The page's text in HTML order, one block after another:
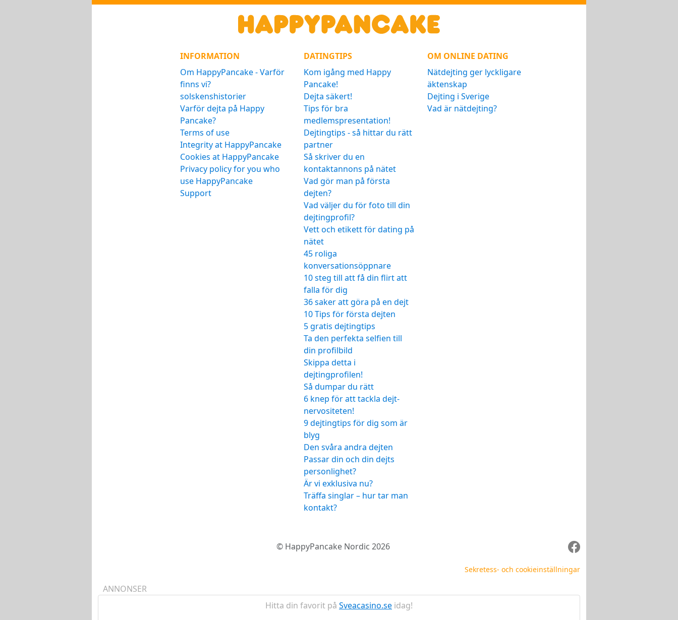
INFORMATION
Om HappyPancake - Varför
finns vi?
solskenshistorier
Varför dejta på Happy
Pancake?
Terms of use
Integrity at HappyPancake
Cookies at HappyPancake
Privacy policy for you who
use HappyPancake
Support
DATINGTIPS
Kom igång med Happy
Pancake!
Dejta säkert!
Tips för bra
medlemspresentation!
Dejtingtips - så hittar du rätt
partner
Så skriver du en
kontaktannons på nätet
Vad gör man på första
dejten?
Vad väljer du för foto till din
dejtingprofil?
Vett och etikett för dating på
nätet
45 roliga
konversationsöppnare
10 steg till att få din flirt att
falla för dig
36 saker att göra på en dejt
10 Tips för första dejten
5 gratis dejtingtips
Ta den perfekta selfien till
din profilbild
Skippa detta i
dejtingprofilen!
Så dumpar du rätt
6 knep för att tackla dejt-
nervositeten!
9 dejtingtips för dig som är
blyg
Den svåra andra dejten
Passar din och din dejts
personlighet?
Är vi exklusiva nu?
Träffa singlar – hur tar man
kontakt?
OM ONLINE DATING
Nätdejting ger lyckligare
äktenskap
Dejting i Sverige
Vad är nätdejting?
© HappyPancake Nordic 2026
Sekretess- och cookieinställningar
ANNONSER
Hitta din favorit på Sveacasino.se idag!